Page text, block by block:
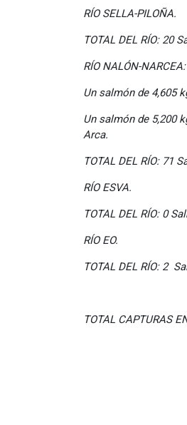
RÍO SELLA-
TOTAL DEL RÍO: 20
RÍO NALÓN-
Un salmón de 4,605
Un salmón de 5,200
Arca.
TOTAL DEL RÍO: 71
RÍO ESVA.
TOTAL DEL RÍO: 0
RÍO EO.
TOTAL DEL RÍO: 2
TOTAL CAPTURAS